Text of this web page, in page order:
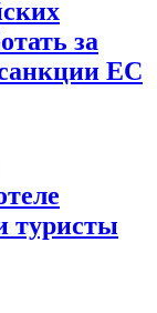
за
ЕС
туристы